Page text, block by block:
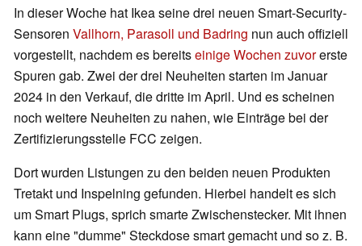
In dieser Woche hat Ikea seine drei neuen Smart-Security-
Sensoren Vallhorn, Parasoll und Badring nun auch offiziell
vorgestellt, nachdem es bereitseinige Wochen zuvorerste
Spuren gab. Zwei der drei Neuheiten starten im Januar
2024 in den Verkauf, die dritte im April. Und es scheinen
noch weitere Neuheiten zu nahen, wie Einträge bei der
Zertifizierungsstelle FCC zeigen.
Dort wurden Listungen zu den beiden neuen Produkten
Tretakt und Inspelning gefunden. Hierbei handelt es sich
um Smart Plugs, sprich smarte Zwischenstecker. Mit ihnen
kann eine "dumme" Steckdose smart gemacht und so z. B.